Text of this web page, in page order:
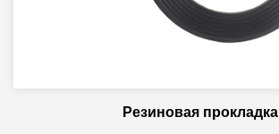
Резиновая прокладка